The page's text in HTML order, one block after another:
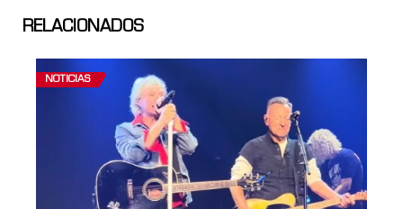
RELACIONADOS
NOTICIAS